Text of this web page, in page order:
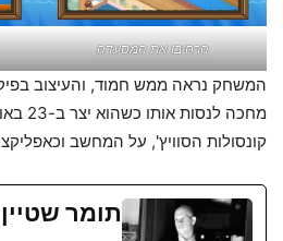
הרחיבו את המסעדה
המשחק נראה ממש חמוד, והעיצוב
קונסולות הסוויץ', על המחשב
תומר שטיין